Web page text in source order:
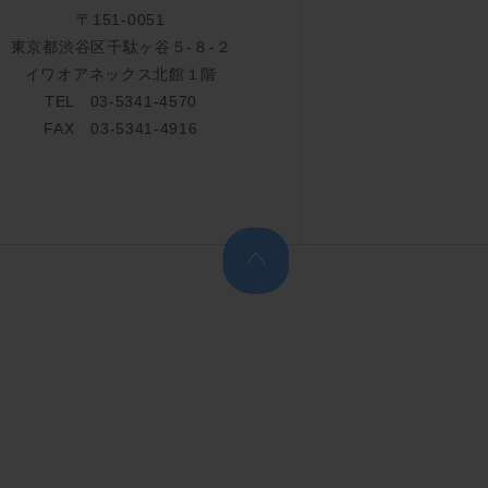
〒151-0051
東京都渋谷区千駄ヶ谷５-８-２
イワオアネックス北館１階
TEL 03-5341-4570
FAX 03-5341-4916